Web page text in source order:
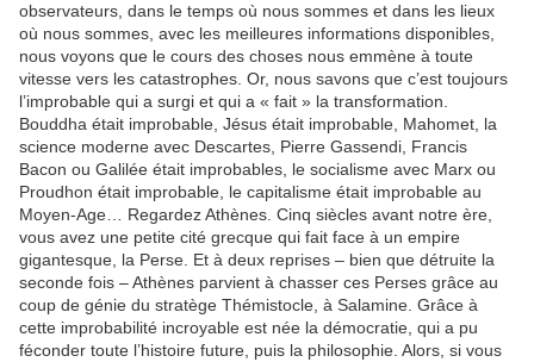
observateurs, dans le temps où nous sommes et dans les lieux
où nous sommes, avec les meilleures informations disponibles,
nous voyons que le cours des choses nous emmène à toute
vitesse vers les catastrophes. Or, nous savons que c’est toujours
l’improbable qui a surgi et qui a « fait » la transformation.
Bouddha était improbable, Jésus était improbable, Mahomet, la
science moderne avec Descartes, Pierre Gassendi, Francis
Bacon ou Galilée était improbables, le socialisme avec Marx ou
Proudhon était improbable, le capitalisme était improbable au
Moyen-Age… Regardez Athènes. Cinq siècles avant notre ère,
vous avez une petite cité grecque qui fait face à un empire
gigantesque, la Perse. Et à deux reprises – bien que détruite la
seconde fois – Athènes parvient à chasser ces Perses grâce au
coup de génie du stratège Thémistocle, à Salamine. Grâce à
cette improbabilité incroyable est née la démocratie, qui a pu
féconder toute l’histoire future, puis la philosophie. Alors, si vous